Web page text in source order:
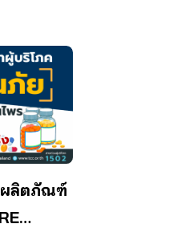
ผลิตภัณฑ์